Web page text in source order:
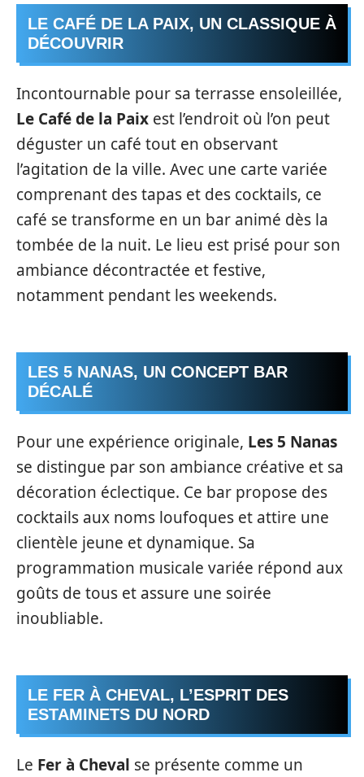
LE CAFÉ DE LA PAIX, UN CLASSIQUE À
DÉCOUVRIR
Incontournable pour sa terrasse ensoleillée,
Le Café de la Paix est l’endroit où l’on peut
déguster un café tout en observant
l’agitation de la ville. Avec une carte variée
comprenant des tapas et des cocktails, ce
café se transforme en un bar animé dès la
tombée de la nuit. Le lieu est prisé pour son
ambiance décontractée et festive,
notamment pendant les weekends.
LES 5 NANAS, UN CONCEPT BAR
DÉCALÉ
Pour une expérience originale, Les 5 Nanas
se distingue par son ambiance créative et sa
décoration éclectique. Ce bar propose des
cocktails aux noms loufoques et attire une
clientèle jeune et dynamique. Sa
programmation musicale variée répond aux
goûts de tous et assure une soirée
inoubliable.
LE FER À CHEVAL, L’ESPRIT DES
ESTAMINETS DU NORD
Le Fer à Cheval se présente comme un